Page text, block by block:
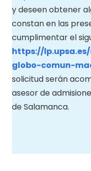
y deseen obtener
constan en las
cumplimentar el
https://
globo-comun-
solicitud serán
asesor de
de Salamanca.